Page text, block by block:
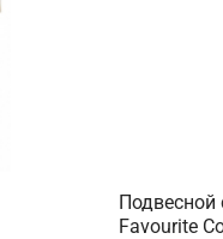
Подвесной
Favourite